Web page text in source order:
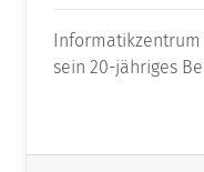
sein 20-jähriges